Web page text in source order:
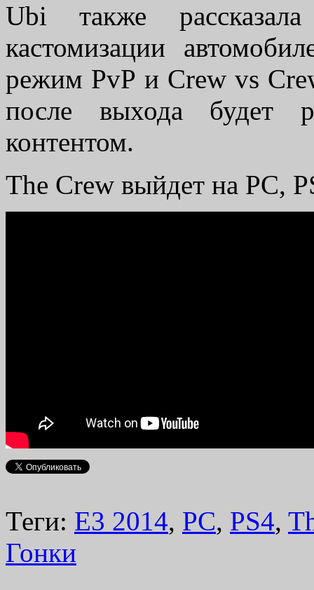
Ubi также
кастомизации
режим PvP и Crew vs
после выхода будет
контентом.
The Crew выйдет на PC,
Теги: E3 2014, PC, PS4,
Гонки